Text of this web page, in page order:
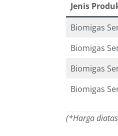
Jenis
Biomigas
Biomigas
Biomigas
Biomigas
(*Harga